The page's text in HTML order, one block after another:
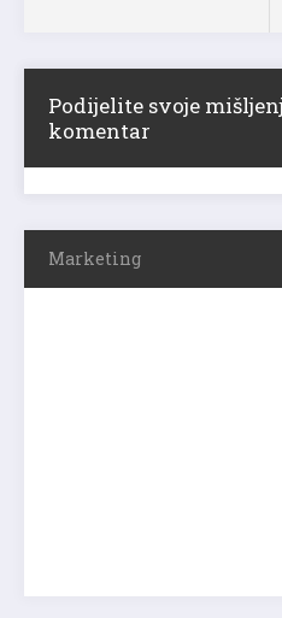
Podijelite svoje
komentar
Marketing